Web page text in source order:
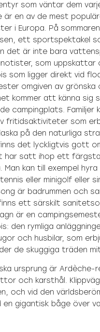
som väntar dem
en av de mest
i Europa. På
ett sportspektakel
det är inte bara
som uppskattar
som ligger direkt vid
omgiven av
kommer att känna sig
campingplats. Familjer
fritidsaktiviteter som
på den naturliga
det lyckligtvis gott
har satt ihop ett
Man kan till exempel
eller minigolf eller
är badrummen och
ett särskilt
är en
den rymliga
och husbilar, som
de skuggiga träden
ursprung är Ardèche-
och karsthål.
och vid den
en gigantisk båge över